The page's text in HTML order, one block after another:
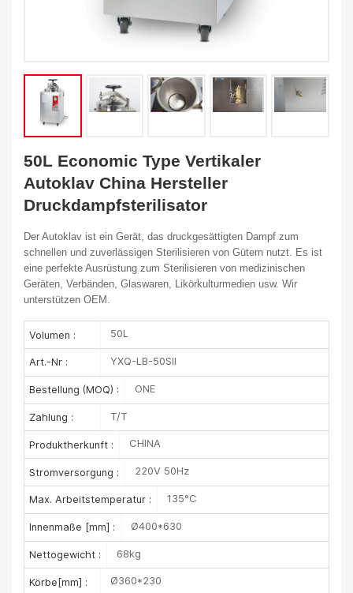
50L Economic Type Vertikaler
Autoklav China Hersteller
Druckdampfsterilisator
Der Autoklav ist ein Gerät, das druckgesättigten Dampf zum
schnellen und zuverlässigen Sterilisieren von Gütern nutzt. Es ist
eine perfekte Ausrüstung zum Sterilisieren von medizinischen
Geräten, Verbänden, Glaswaren, Likörkulturmedien usw. Wir
unterstützen OEM.
Volumen : 50L
Art.-Nr : YXQ-LB-50SII
Bestellung (MOQ) : ONE
Zahlung : T/T
Produktherkunft : CHINA
Stromversorgung : 220V 50Hz
Max. Arbeitstemperatur : 135°C
Innenmaße [mm] : Ø400*630
Nettogewicht : 68kg
Körbe[mm] : Ø360*230